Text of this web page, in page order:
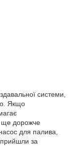
системи,
Якщо
ще дорожче
для палива,
за